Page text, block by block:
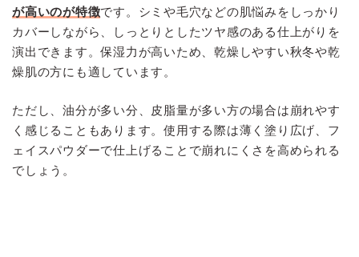
が高いのが特徴です。シミや毛穴などの肌悩みをしっかり
カバーしながら、しっとりとしたツヤ感のある仕上がりを
演出できます。保湿力が高いため、乾燥しやすい秋冬や乾
燥肌の方にも適しています。
ただし、油分が多い分、皮脂量が多い方の場合は崩れやす
く感じることもあります。使用する際は薄く塗り広げ、フ
ェイスパウダーで仕上げることで崩れにくさを高められる
でしょう。